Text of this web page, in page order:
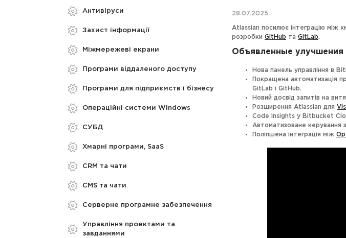
Aнтивіруси
Захист інформації
Міжмережеві екрани
Програми віддаленого доступу
Програми для підприємств і бізнесу
Операційні системи Windows
СУБД
Хмарні програми, SaaS
CRM та чати
CMS та чати
Серверне програмне забезпечення
Управління проектами та
завданнями
28.07.2025
Atlassian посилює інтеграцію між
розробки GitHub та GitLab.
Объявленные улучшения
Нова панель управління в
Покращена автоматизація
GitLab і GitHub.
Новий досвід запитів на
Розширення Atlassian для
Code Insights у Bitbucket
Автоматизоване керування
Поліпшена інтеграція між